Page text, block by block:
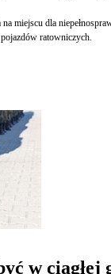
miejscu dla
ratowniczych.
w ciągłej